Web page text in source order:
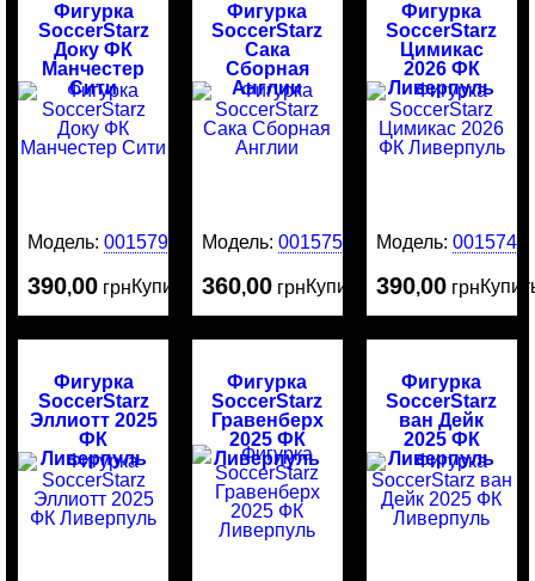
Фигурка
SoccerStarz
Доку ФК
Манчестер
Сити
Модель:0015799
390,00 грнКупить
Фигурка
SoccerStarz
Сака
Сборная
Англии
Модель:0015751
360,00 грнКупить
Фигурка
SoccerStarz
Цимикас
2026 ФК
Ливерпуль
Модель: 0015741
390,00 грн
Фигурка
SoccerStarz
Эллиотт 2025
ФК
Ливерпуль
Фигурка
SoccerStarz
Гравенберх
2025 ФК
Ливерпуль
Фигурка
SoccerStarz
ван Дейк
2025 ФК
Ливерпуль